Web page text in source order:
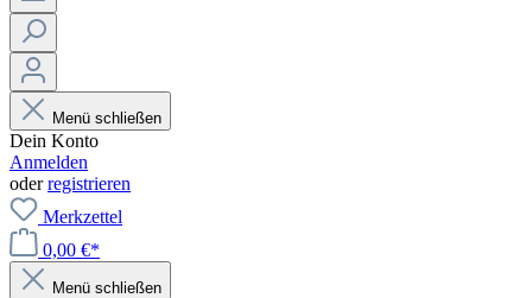
Menü schließen
Dein Konto
Anmelden
oderregistrieren
Merkzettel
0,00 €*
Menü schließen